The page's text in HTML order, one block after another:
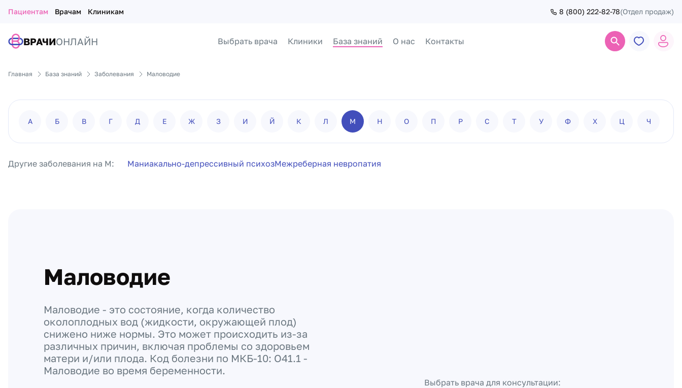
Пациентам Врачам Клиникам 8 (800) 222-82-78(Отдел продаж)
ВРАЧИОНЛАЙН Выбрать врача Клиники База знаний О нас Контакты
Главная База знаний Заболевания Маловодие
А Б В Г Д Е Ж З И Й К Л М Н О П Р С Т У Ф Х Ц Ч
Другие заболевания на М: Маниакально-депрессивный психозМежреберная невропатия
Маловодие
Маловодие - это состояние, когда количество
околоплодных вод (жидкости, окружающей плод)
снижено ниже нормы. Это может происходить из-за
различных причин, включая проблемы со здоровьем
матери и/или плода. Код болезни по МКБ-10: O41.1 -
Маловодие во время беременности.
Выбрать врача для консультации: